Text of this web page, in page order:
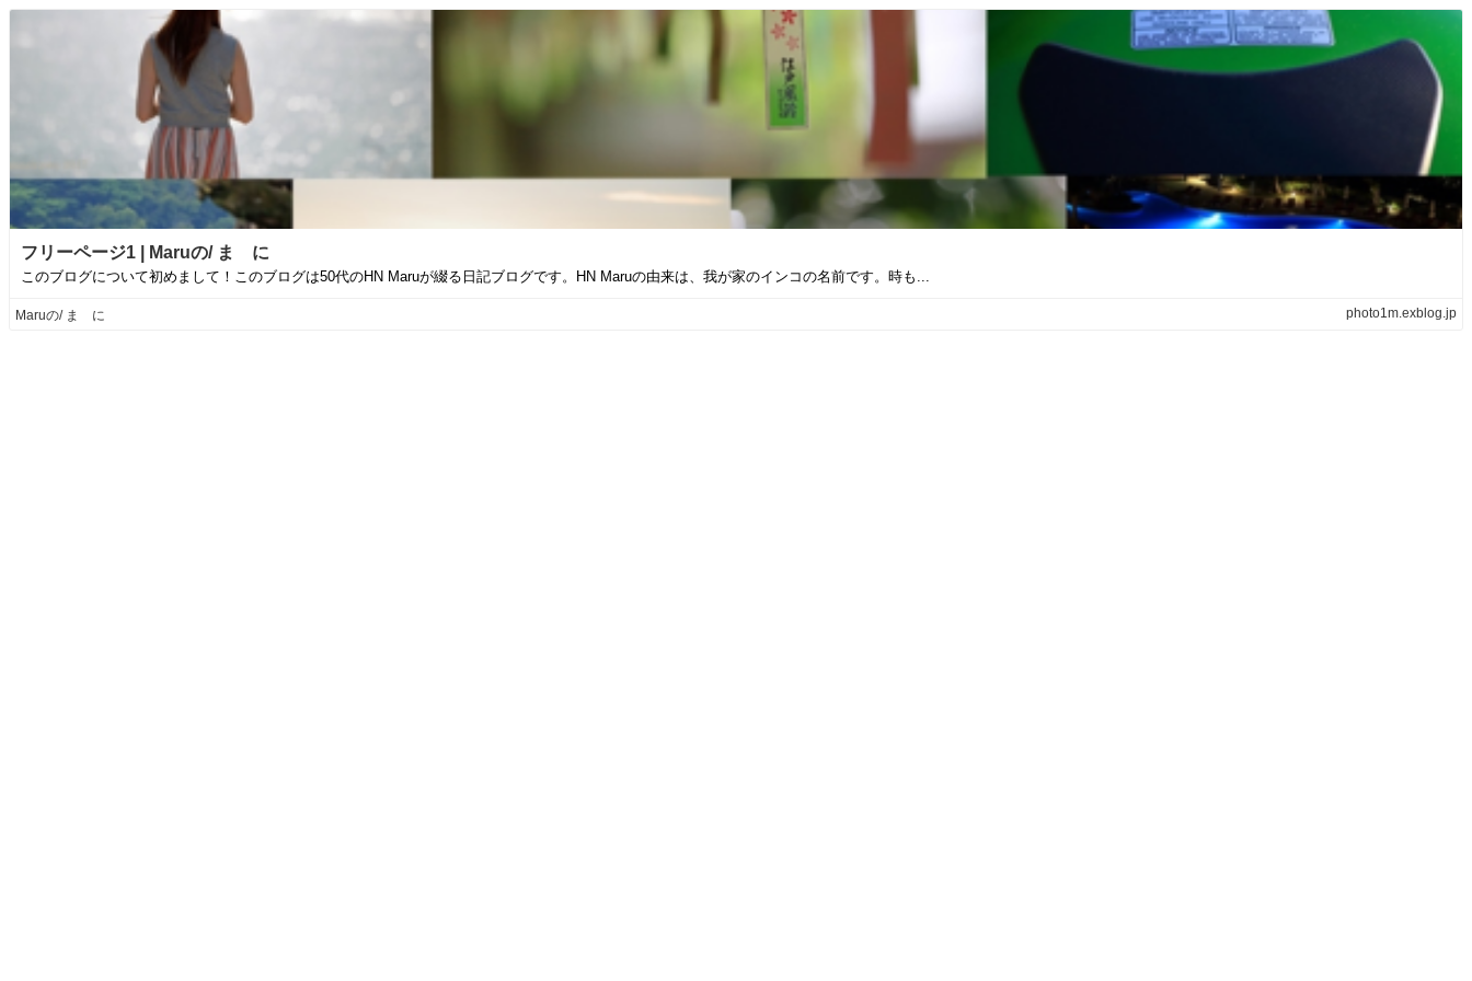
フリーページ1 | Maruの/ まゝに
このブログについて初めまして！このブログは50代のHN Maruが綴る日記ブログです。HN Maruの由来は、我が家のインコの名前です。時も...
Maruの/ まゝに photo1m.exblog.jp